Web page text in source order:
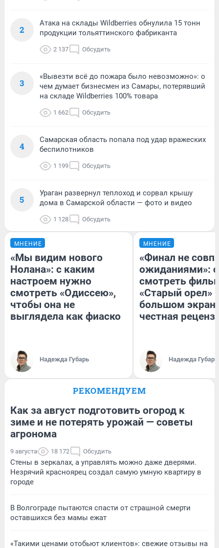
2
Атака на склады Wildberries обнулила 15 тонн
продукции тольяттинского фабриканта
2 137 Обсудить
3
«Вывезти всё до пожара было невозможно»: о
чем думает бизнесмен из Самары, потерявший
на складе Wildberries 100% товара
1 662 Обсудить
4
Самарская область попала под удар вражеских
беспилотников
1 199 Обсудить
5
Ураган развернул теплоход и сорвал крышу
дома в Самарской области — фото и видео
1 128 Обсудить
МНЕНИЕ
«Мы видим нового
Нолана»: с каким
настроем нужно
смотреть «Одиссею»,
чтобы она не
выглядела как фиаско
Надежда Губарь
МНЕНИЕ
«Финал не
ожиданиями»:
смотреть
«Старый орел»
большом
честная
Надежда Губарь
РЕКОМЕНДУЕМ
Как за август подготовить огород к
зиме и не потерять урожай — советы
агронома
9 августа 18 172 Обсудить
Стены в зеркалах, а управлять можно даже дверями.
Незрячий красноярец создал самую умную квартиру в
городе
В Волгограде пытаются спасти от страшной смерти
оставшихся без мамы ежат
«Такими ценами отобьют клиентов»: свежие отзывы на